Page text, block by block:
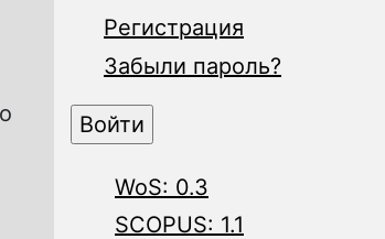
Регистрация
Забыли пароль?
WoS: 0.3
SCOPUS: 1.1